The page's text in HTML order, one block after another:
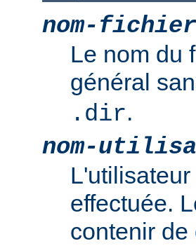
nom-fichier
Le nom du
général
.dir.
nom-
effectuée.
contenir de